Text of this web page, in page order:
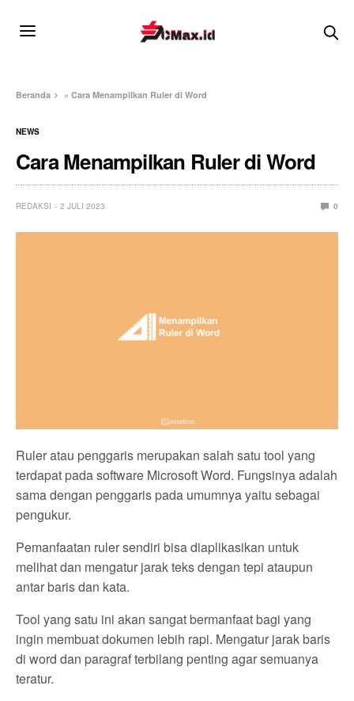
Beranda »Cara Menampilkan Ruler di Word
NEWS
Cara Menampilkan Ruler di Word
REDAKSI 2 JULI 2023 0
Ruler atau penggaris merupakan salah satu tool yang
terdapat pada software Microsoft Word. Fungsinya adalah
sama dengan penggaris pada umumnya yaitu sebagai
pengukur.
Pemanfaatan ruler sendiri bisa diaplikasikan untuk
melihat dan mengatur jarak teks dengan tepi ataupun
antar baris dan kata.
Tool yang satu ini akan sangat bermanfaat bagi yang
ingin membuat dokumen lebih rapi. Mengatur jarak baris
di word dan paragraf terbilang penting agar semuanya
teratur.